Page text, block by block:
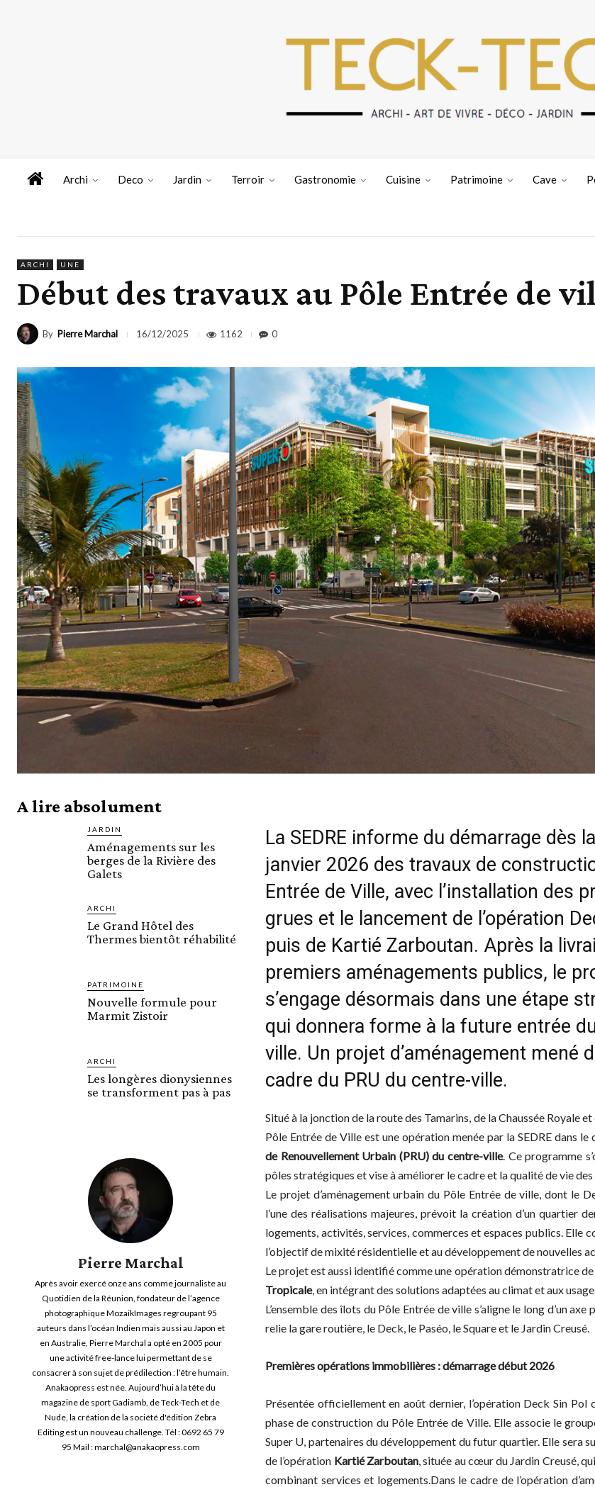
Archi Deco Jardin Terroir Gastronomie Cuisine Patrimoine Cave
ARCHI UNE
Début des travaux au Pôle Entrée de
By Pierre Marchal 16/12/2025 1162 0
A lire absolument
JARDIN
Aménagements sur les
berges de la Rivière des
Galets
ARCHI
Le Grand Hôtel des
Thermes bientôt réhabilité
PATRIMOINE
Nouvelle formule pour
Marmit Zistoir
ARCHI
Les longères dionysiennes
se transforment pas à pas
Pierre Marchal
Après avoir exercé onze ans comme journaliste au
Quotidien de la Réunion, fondateur de l’agence
photographique MozaikImages regroupant 95
auteurs dans l’océan Indien mais aussi au Japon et
en Australie, Pierre Marchal a opté en 2005 pour
une activité free-lance lui permettant de se
consacrer à son sujet de prédilection : l’être humain.
Anakaopress est née. Aujourd’hui à la tête du
magazine de sport Gadiamb, de Teck-Tech et de
Nude, la création de la société d'édition Zebra
Editing est un nouveau challenge. Tél : 0692 65 79
95 Mail : marchal@anakaopress.com
La SEDRE informe du démarrage dès
janvier 2026 des travaux de
Entrée de Ville, avec l’installation des
grues et le lancement de l’opération
puis de Kartié Zarboutan. Après la
premiers aménagements publics, le
s’engage désormais dans une étape
qui donnera forme à la future entrée
ville. Un projet d’aménagement mené
cadre du PRU du centre-ville.
Situé à la jonction de la route des Tamarins, de la Chaussée Royale
Pôle Entrée de Ville est une opération menée par la SEDRE dans le
de Renouvellement Urbain (PRU) du centre-ville. Ce programme
pôles stratégiques et vise à améliorer le cadre et la qualité de vie
Le projet d’aménagement urbain du Pôle Entrée de ville, dont le
l’une des réalisations majeures, prévoit la création d’un quartier
logements, activités, services, commerces et espaces publics. Elle
l’objectif de mixité résidentielle et au développement de nouvelles
Le projet est aussi identifié comme une opération démonstratrice de
Tropicale, en intégrant des solutions adaptées au climat et aux
L’ensemble des îlots du Pôle Entrée de ville s’aligne le long d’un
relie la gare routière, le Deck, le Paséo, le Square et le Jardin Creusé.
Premières opérations immobilières : démarrage début 2026
Présentée officiellement en août dernier, l’opération Deck Sin Pol
phase de construction du Pôle Entrée de Ville. Elle associe le
Super U, partenaires du développement du futur quartier. Elle sera
de l’opération Kartié Zarboutan, située au cœur du Jardin Creusé,
combinant services et logements.Dans le cadre de l’opération